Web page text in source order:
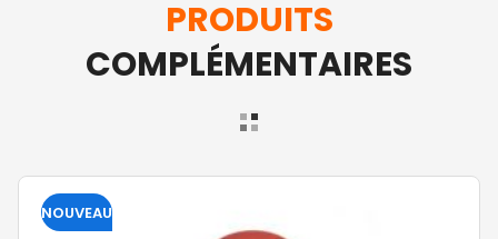
PRODUITS
COMPLÉMENTAIRES
NOUVEAU